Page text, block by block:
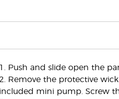
1. Push and slide open the
2. Remove the protective
included mini pump. Screw